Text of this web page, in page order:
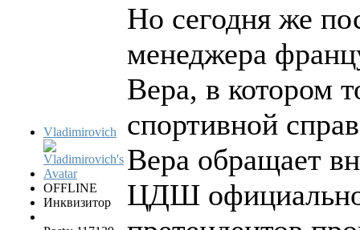
Vladimirovich
OFFLINE
Инквизитор
Но сегодня же
менеджера
Вера, в котором
спортивной
Вера обращает
ЦДШ официально